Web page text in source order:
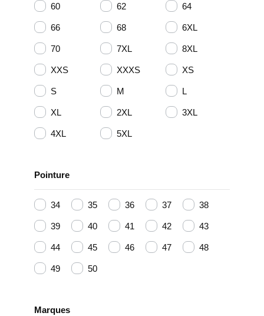
60 62 64
66 68 6XL
70 7XL 8XL
XXS XXXS XS
S M L
XL 2XL 3XL
4XL 5XL
Pointure
34 35 36 37 38
39 40 41 42 43
44 45 46 47 48
49 50
Marques